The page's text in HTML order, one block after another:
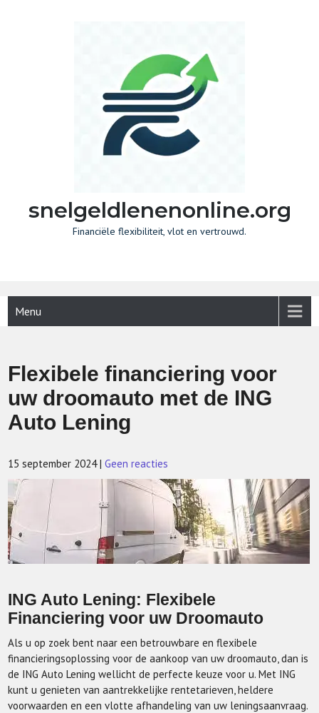
snelgeldlenenonline.org
Financiële flexibiliteit, vlot en vertrouwd.
Menu
Flexibele financiering voor
uw droomauto met de ING
Auto Lening
15 september 2024 |Geen reacties
ING Auto Lening: Flexibele
Financiering voor uw Droomauto
Als u op zoek bent naar een betrouwbare en flexibele
financieringsoplossing voor de aankoop van uw droomauto, dan is
de ING Auto Lening wellicht de perfecte keuze voor u. Met ING
kunt u genieten van aantrekkelijke rentetarieven, heldere
voorwaarden en een vlotte afhandeling van uw leningsaanvraag.